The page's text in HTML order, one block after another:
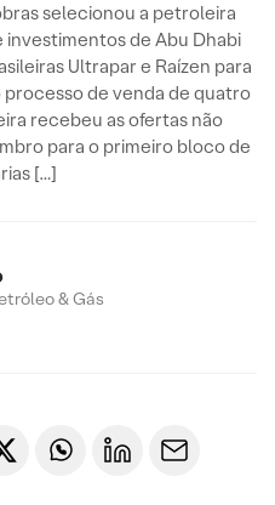
selecionou a petroleira
de Abu Dhabi
Ultrapar e Raízen para
de venda de quatro
recebeu as ofertas não
para o primeiro bloco de
[…]
& Gás